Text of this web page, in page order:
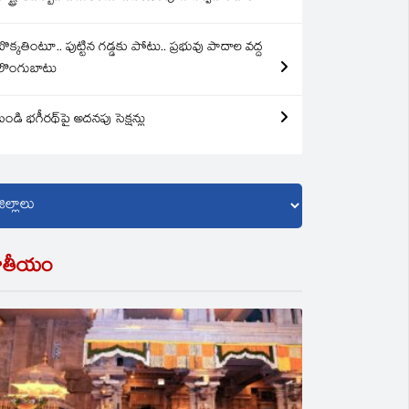
పుట్టిన గడ్డకు పోటు.. ప్రభువు పాదాల వద్ద
భగీరథ్‌పై అదనపు సెక్షన్లు